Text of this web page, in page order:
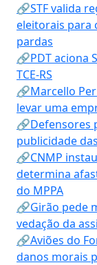
🔗STF valida
eleitorais para
pardas
🔗PDT aciona
TCE-RS
🔗Marcello
levar uma
🔗Defensores
publicidade
🔗CNMP
determina
do MPPA
🔗Girão pede
vedação da
🔗Aviões do
danos morais